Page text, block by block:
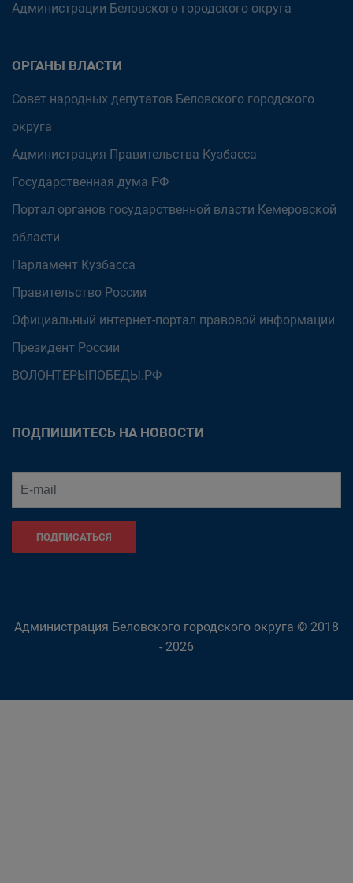
Администрации Беловского городского округа
ОРГАНЫ ВЛАСТИ
Совет народных депутатов Беловского городского
округа
Администрация Правительства Кузбасса
Государственная дума РФ
Портал органов государственной власти Кемеровской
области
Парламент Кузбасса
Правительство России
Официальный интернет-портал правовой информации
Президент России
ВОЛОНТЕРЫПОБЕДЫ.РФ
ПОДПИШИТЕСЬ НА НОВОСТИ
ПОДПИСАТЬСЯ
Администрация Беловского городского округа © 2018
- 2026